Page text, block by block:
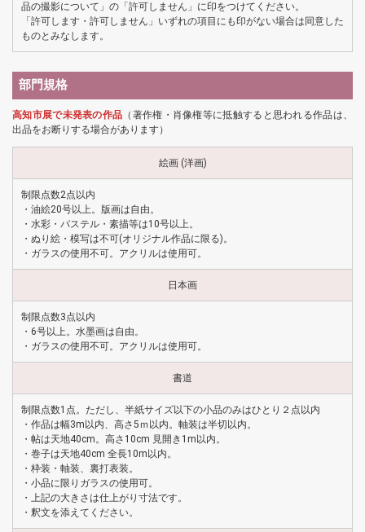
品の撮影について」の「許可しません」に印をつけてください。
「許可します・許可しません」いずれの項目にも印がない場合は同意した
ものとみなします。
部門規格
高知市展で未発表の作品 （著作権・肖像権等に抵触すると思われる作品は、
出品をお断りする場合があります）
絵画 (洋画)
制限点数2点以内
・油絵20号以上。版画は自由。
・水彩・パステル・素描等は10号以上。
・ぬり絵・模写は不可(オリジナル作品に限る)。
・ガラスの使用不可。アクリルは使用可。
日本画
制限点数3点以内
・6号以上。水墨画は自由。
・ガラスの使用不可。アクリルは使用可。
書道
制限点数1点。ただし、半紙サイズ以下の小品のみはひとり２点以内
・作品は幅3m以内、高さ5ｍ以内。軸装は半切以内。
・帖は天地40cm。高さ10cm 見開き1m以内。
・巻子は天地40cm 全長10m以内。
・枠装・軸装、裏打表装。
・小品に限りガラスの使用可。
・上記の大きさは仕上がり寸法です。
・釈文を添えてください。